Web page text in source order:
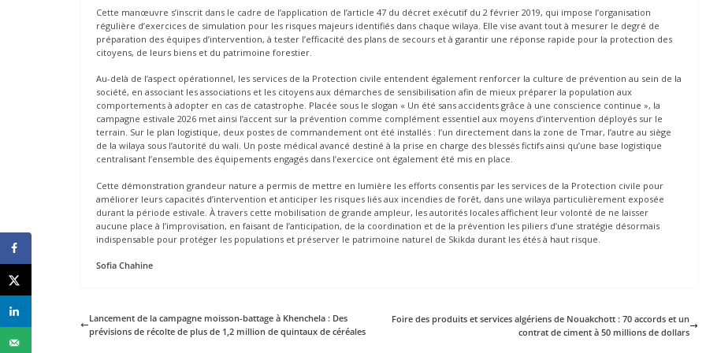
Cette manœuvre s’inscrit dans le cadre de l’application de l’article 47 du décret exécutif du 2 février 2019, qui impose l’organisation
régulière d’exercices de simulation pour les risques majeurs identifiés dans chaque wilaya. Elle vise avant tout à mesurer le degré de
préparation des équipes d’intervention, à tester l’efficacité des plans de secours et à garantir une réponse rapide pour la protection des
citoyens, de leurs biens et du patrimoine forestier.
Au-delà de l’aspect opérationnel, les services de la Protection civile entendent également renforcer la culture de prévention au sein de la
société, en associant les associations et les citoyens aux démarches de sensibilisation afin de mieux préparer la population aux
comportements à adopter en cas de catastrophe. Placée sous le slogan « Un été sans accidents grâce à une conscience continue », la
campagne estivale 2026 met ainsi l’accent sur la prévention comme complément essentiel aux moyens d’intervention déployés sur le
terrain. Sur le plan logistique, deux postes de commandement ont été installés : l’un directement dans la zone de Tmar, l’autre au siège
de la wilaya sous l’autorité du wali. Un poste médical avancé destiné à la prise en charge des blessés fictifs ainsi qu’une base logistique
centralisant l’ensemble des équipements engagés dans l’exercice ont également été mis en place.
Cette démonstration grandeur nature a permis de mettre en lumière les efforts consentis par les services de la Protection civile pour
améliorer leurs capacités d’intervention et anticiper les risques liés aux incendies de forêt, dans une wilaya particulièrement exposée
durant la période estivale. À travers cette mobilisation de grande ampleur, les autorités locales affichent leur volonté de ne laisser
aucune place à l’improvisation, en faisant de l’anticipation, de la coordination et de la prévention les piliers d’une stratégie désormais
indispensable pour protéger les populations et préserver le patrimoine naturel de Skikda durant les étés à haut risque.
Sofia Chahine
Lancement de la campagne moisson-battage à Khenchela : Des
prévisions de récolte de plus de 1,2 million de quintaux de céréales
Foire des produits et services algériens de Nouakchott : 70 accords et un
contrat de ciment à 50 millions de dollars